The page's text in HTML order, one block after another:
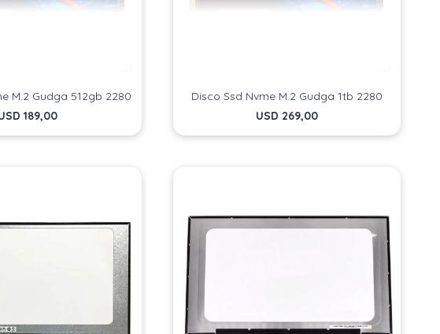
M.2 Gudga 512gb 2280
189,00
Disco Ssd Nvme M.2 Gudga 1tb 2280
USD 269,00